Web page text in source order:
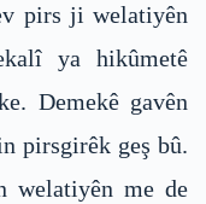
pirs ji welatiyên
ya hikûmetê
Demekê gavên
pirsgirêk geş bû.
welatiyên me de